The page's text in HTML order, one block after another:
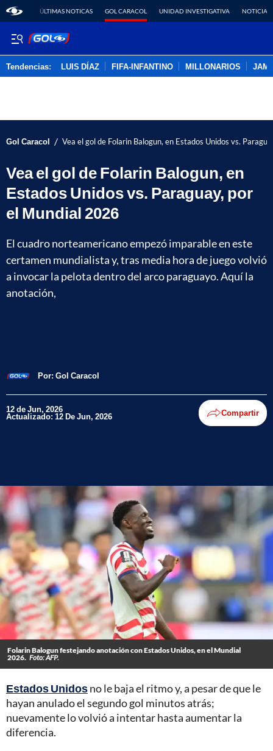
ÚLTIMAS NOTICAS GOL CARACOL UNIDAD INVESTIGATIVA NOTICIAS
Tendencias: LUIS DÍAZ FIFA-INFANTINO MILLONARIOS
Gol Caracol / Vea el gol de Folarin Balogun, en Estados Unidos vs.
Vea el gol de Folarin Balogun, en
Estados Unidos vs. Paraguay, por
el Mundial 2026
El cuadro norteamericano empezó imparable en este
certamen mundialista y, tras media hora de juego volvió
a invocar la pelota dentro del arco paraguayo. Aquí la
anotación,
Por: Gol Caracol
12 de Jun, 2026
Actualizado: 12 De Jun, 2026 Compartir
Folarin Balogun festejando anotación con Estados Unidos, en el Mundial
2026. Foto: AFP.
Estados Unidosno le baja el ritmo y, a pesar de que le
hayan anulado el segundo gol minutos atrás;
nuevamente lo volvió a intentar hasta aumentar la
diferencia.